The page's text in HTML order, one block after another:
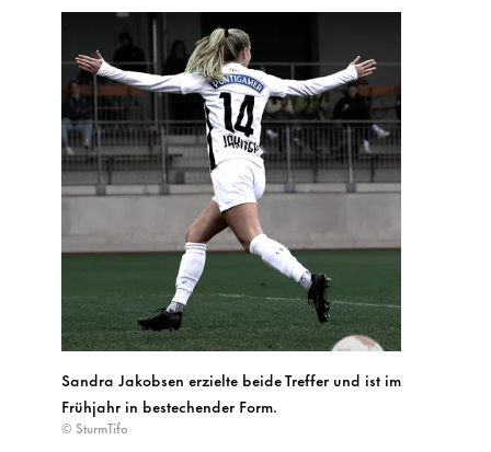
Sandra Jakobsen erzielte beide Treffer und ist im
Frühjahr in bestechender Form.
© SturmTifo